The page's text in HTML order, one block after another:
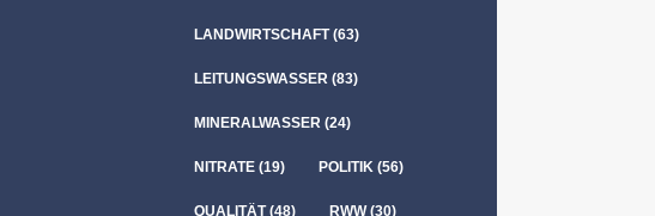
LANDWIRTSCHAFT(63)
LEITUNGSWASSER (83)
MINERALWASSER (24)
NITRATE(19) POLITIK (56)
QUALITÄT(48) RWW(30)